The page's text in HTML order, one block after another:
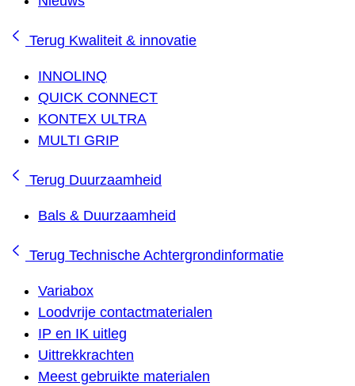
Terug Kwaliteit & innovatie
INNOLINQ
QUICK CONNECT
KONTEX ULTRA
MULTI GRIP
Terug Duurzaamheid
Bals & Duurzaamheid
Terug Technische Achtergrondinformatie
Variabox
Loodvrije contactmaterialen
IP en IK uitleg
Uittrekkrachten
Meest gebruikte materialen